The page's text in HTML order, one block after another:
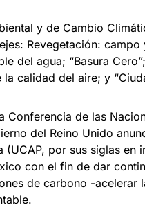
y de Cambio
Revegetación:
del agua; “Basura
calidad del aire; y
Conferencia de las
del Reino Unido
(UCAP, por sus siglas
con el fin de dar
de carbono -